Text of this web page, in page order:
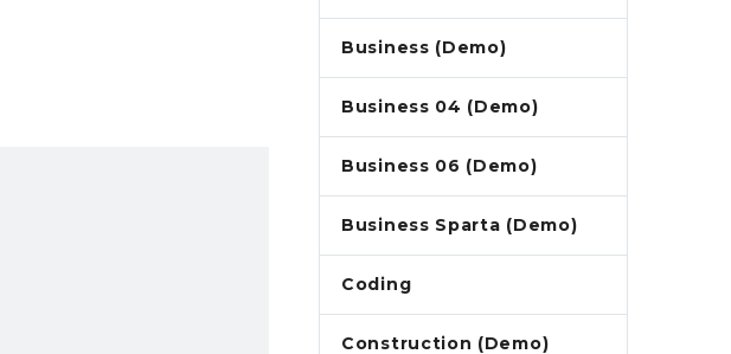
Business (Demo)
Business 04 (Demo)
Business 06 (Demo)
Business Sparta (Demo)
Coding
Construction (Demo)